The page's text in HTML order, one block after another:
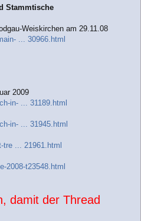
Stammtische
Weiskirchen am 29.11.08
... 30966.html
2009
in- ... 31189.html
in- ... 31945.html
... 21961.html
2008-t23548.html
damit der Thread